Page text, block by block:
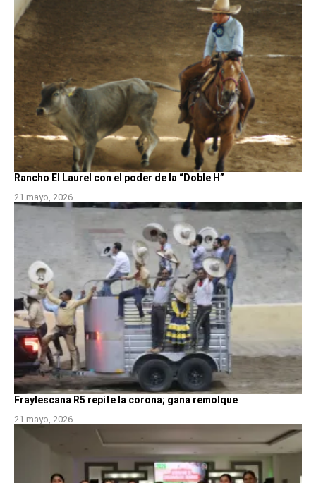
Rancho El Laurel con el poder de la “Doble H”
21 mayo, 2026
Fraylescana R5 repite la corona; gana remolque
21 mayo, 2026